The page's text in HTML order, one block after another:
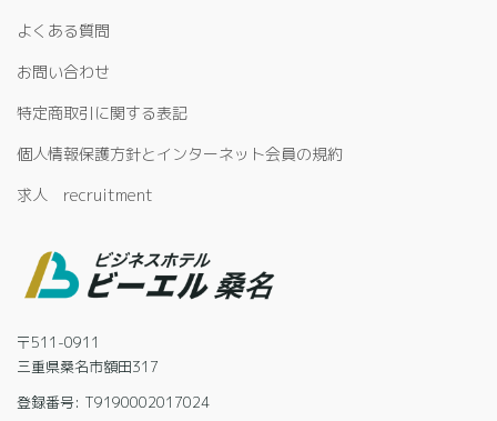
よくある質問
お問い合わせ
特定商取引に関する表記
個人情報保護方針とインターネット会員の規約
求人 recruitment
〒511-0911
三重県桑名市額田317
登録番号: T9190002017024